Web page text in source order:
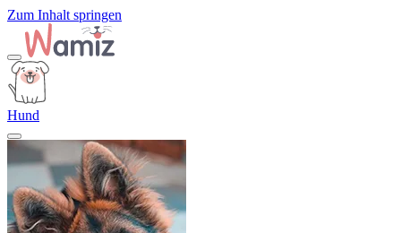
Zum Inhalt springen
Hund